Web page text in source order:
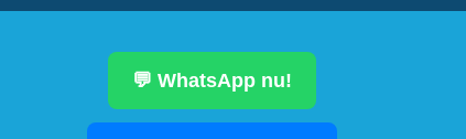
💬 WhatsApp nu!